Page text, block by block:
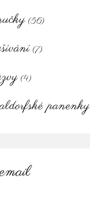
(56)
(7)
(4)
panenky